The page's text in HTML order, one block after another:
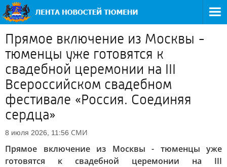
Прямое включение из Москвы -
тюменцы уже готовятся к
свадебной церемонии на III
Всероссийском свадебном
фестивале «Россия. Соединяя
сердца»
8 июля 2026, 11:56 СМИ
Прямое включение из Москвы - тюменцы уже
готовятся к свадебной церемонии на III